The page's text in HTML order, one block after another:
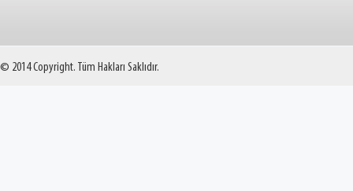
© 2014 Copyright. Tüm Hakları Saklıdır.